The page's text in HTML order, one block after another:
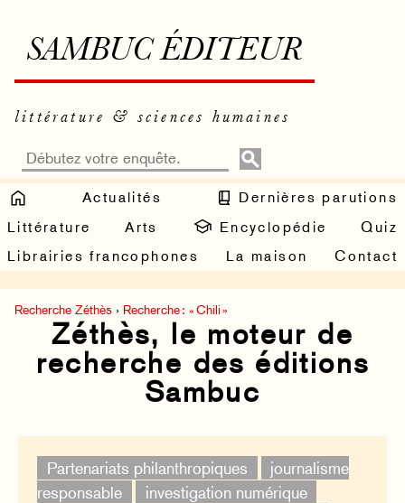
SAMBUC ÉDITEUR
littérature & sciences humaines
Actualités
Dernières parutions
Littérature
Arts Encyclopédie
Quiz
Librairies francophones
La maison Contact
Recherche Zéthès › Recherche : « Chili »
Zéthès, le moteur de
recherche des éditions
Sambuc
Partenariats philanthropiques
journalisme
responsable
investigation numérique